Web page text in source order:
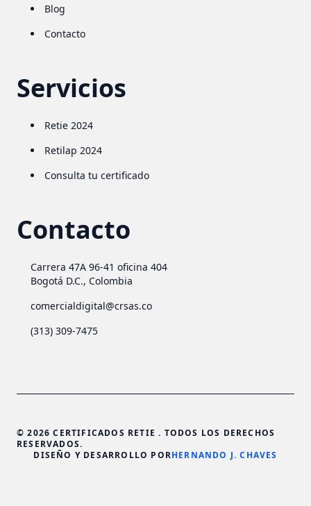
Blog
Contacto
Servicios
Retie 2024
Retilap 2024
Consulta tu certificado
Contacto
Carrera 47A 96-41 oficina 404
Bogotá D.C., Colombia
comercialdigital@crsas.co
(313) 309-7475
© 2026 CERTIFICADOS RETIE . TODOS LOS DERECHOS
RESERVADOS.
DISEÑO Y DESARROLLO PORHERNANDO J. CHAVES